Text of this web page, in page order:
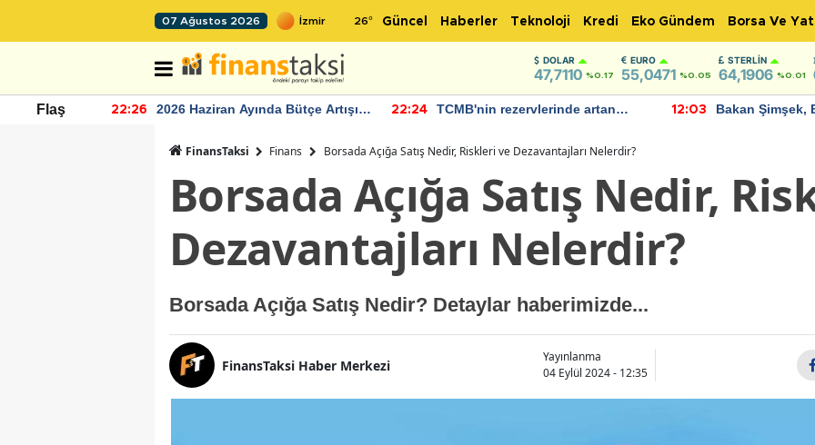
07 Ağustos 2026 26° Güncel Haberler Teknoloji Kredi Eko Gündem Borsa Ve
DOLAR
47,7110 %0.17
EURO
55,0471 %0.05
STERLIN
64,1906 %0.01
Flaş 22:26
2026 Haziran Ayında Bütçe Artışı
22:24
TCMB'nin rezervlerinde artan
12:03
Bakan Şimşek,
FinansTaksi Finans Borsada Açığa Satış Nedir, Riskleri ve Dezavantajları Nelerdir?
Borsada Açığa Satış Nedir,
Dezavantajları Nelerdir?
Borsada Açığa Satış Nedir? Detaylar haberimizde...
FinansTaksi Haber Merkezi
Yayınlanma
04 Eylül 2024 - 12:35